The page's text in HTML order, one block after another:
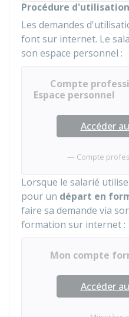
Procédure
Les demandes
font sur internet. Le
son espace personnel :
Compte
Espace personnel
Accéder
Compte
Lorsque le salarié
pour un départ en
faire sa demande via
formation sur internet :
Mon compte
Accéder